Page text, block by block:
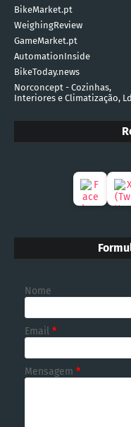
BikeMarket.pt
WeighingReview
GameMarket.pt
AutomationInside
BikeToday.news
Norconcept - Cozinhas,
Interiores e Climatização,
Nome
Email *
Mensagem *